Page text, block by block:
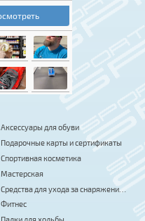
Аксессуары для обуви
Подарочные карты и сертификаты
Спортивная косметика
Мастерская
Средства для ухода за снаряжением
Фитнес